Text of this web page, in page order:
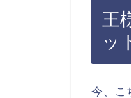
王
ッ
今、こ